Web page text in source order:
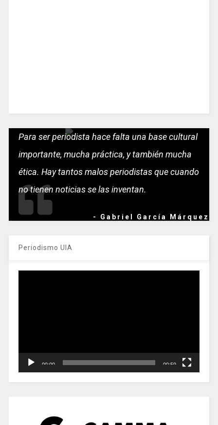
Para ser periodista hace falta una base cultural
importante, mucha práctica, y también mucha
ética. Hay tantos malos periodistas que cuando
no tienen noticias se las inventan.
- Gabriel García Márquez
Periodismo UIA
00:00 00:59